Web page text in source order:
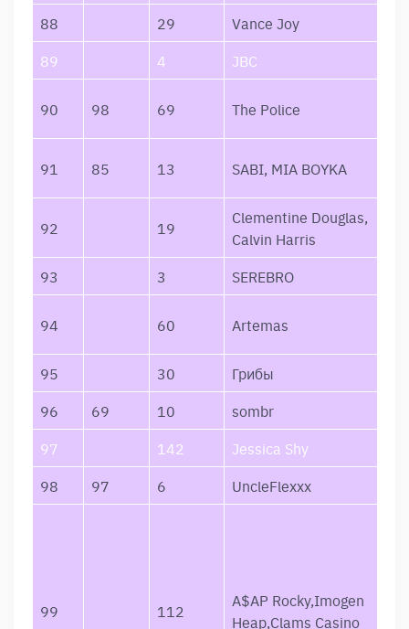
88
29 Vance Joy
89
4 JBC
90 98 69 The Police
91 85 13 SABI, MIA BOYKA
92 19
Clementine Douglas,
Calvin Harris
93 3 SEREBRO
94 60 Artemas
95
30 Грибы
96
69 10 sombr
97
142 Jessica Shy
98
97 6 UncleFlexxx
99 112
A$AP Rocky,Imogen
Heap,Clams Casino